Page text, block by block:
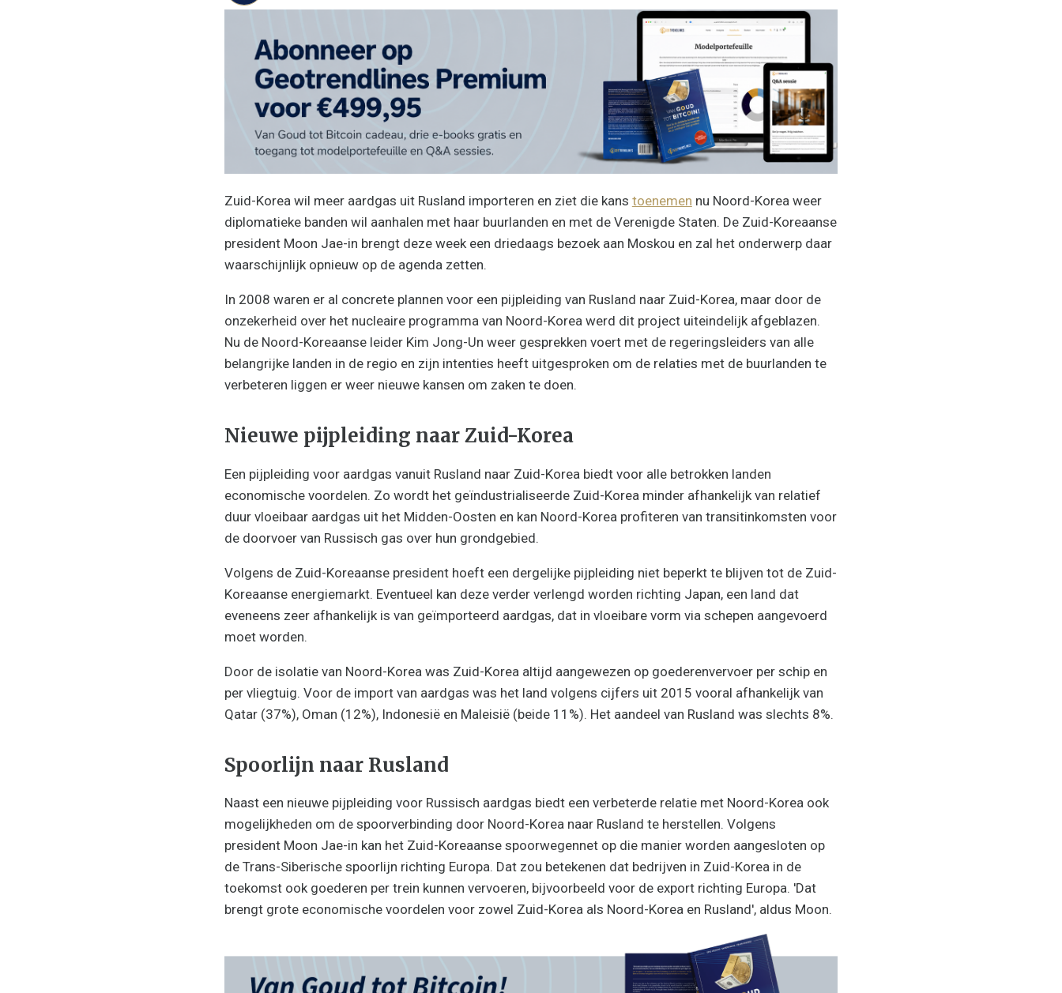
Zuid-Korea wil meer aardgas uit Rusland importeren en ziet die kans toenemen nu Noord-Korea weer
diplomatieke banden wil aanhalen met haar buurlanden en met de Verenigde Staten. De Zuid-Koreaanse
president Moon Jae-in brengt deze week een driedaags bezoek aan Moskou en zal het onderwerp daar
waarschijnlijk opnieuw op de agenda zetten.
In 2008 waren er al concrete plannen voor een pijpleiding van Rusland naar Zuid-Korea, maar door de
onzekerheid over het nucleaire programma van Noord-Korea werd dit project uiteindelijk afgeblazen.
Nu de Noord-Koreaanse leider Kim Jong-Un weer gesprekken voert met de regeringsleiders van alle
belangrijke landen in de regio en zijn intenties heeft uitgesproken om de relaties met de buurlanden te
verbeteren liggen er weer nieuwe kansen om zaken te doen.
Nieuwe pijpleiding naar Zuid-Korea
Een pijpleiding voor aardgas vanuit Rusland naar Zuid-Korea biedt voor alle betrokken landen
economische voordelen. Zo wordt het geïndustrialiseerde Zuid-Korea minder afhankelijk van relatief
duur vloeibaar aardgas uit het Midden-Oosten en kan Noord-Korea profiteren van transitinkomsten voor
de doorvoer van Russisch gas over hun grondgebied.
Volgens de Zuid-Koreaanse president hoeft een dergelijke pijpleiding niet beperkt te blijven tot de Zuid-
Koreaanse energiemarkt. Eventueel kan deze verder verlengd worden richting Japan, een land dat
eveneens zeer afhankelijk is van geïmporteerd aardgas, dat in vloeibare vorm via schepen aangevoerd
moet worden.
Door de isolatie van Noord-Korea was Zuid-Korea altijd aangewezen op goederenvervoer per schip en
per vliegtuig. Voor de import van aardgas was het land volgens cijfers uit 2015 vooral afhankelijk van
Qatar (37%), Oman (12%), Indonesië en Maleisië (beide 11%). Het aandeel van Rusland was slechts 8%.
Spoorlijn naar Rusland
Naast een nieuwe pijpleiding voor Russisch aardgas biedt een verbeterde relatie met Noord-Korea ook
mogelijkheden om de spoorverbinding door Noord-Korea naar Rusland te herstellen. Volgens
president Moon Jae-in kan het Zuid-Koreaanse spoorwegennet op die manier worden aangesloten op
de Trans-Siberische spoorlijn richting Europa. Dat zou betekenen dat bedrijven in Zuid-Korea in de
toekomst ook goederen per trein kunnen vervoeren, bijvoorbeeld voor de export richting Europa. 'Dat
brengt grote economische voordelen voor zowel Zuid-Korea als Noord-Korea en Rusland', aldus Moon.